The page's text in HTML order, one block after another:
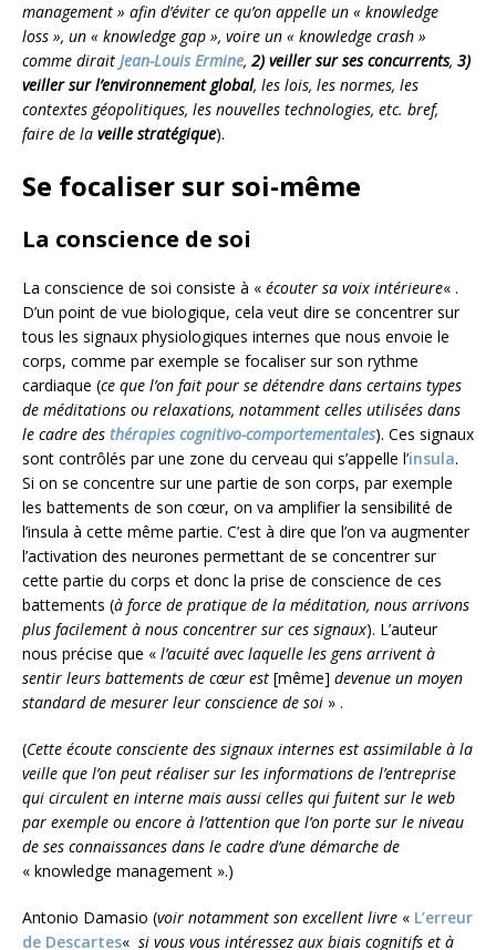
management » afin d’éviter ce qu’on appelle un « knowledge
loss », un « knowledge gap », voire un « knowledge crash »
comme dirait Jean-Louis Ermine, 2) veiller sur ses concurrents, 3)
veiller sur l’environnement global, les lois, les normes, les
contextes géopolitiques, les nouvelles technologies, etc. bref,
faire de la veille stratégique).
Se focaliser sur soi-même
La conscience de soi
La conscience de soi consiste à « écouter sa voix intérieure« .
D’un point de vue biologique, cela veut dire se concentrer sur
tous les signaux physiologiques internes que nous envoie le
corps, comme par exemple se focaliser sur son rythme
cardiaque (ce que l’on fait pour se détendre dans certains types
de méditations ou relaxations, notamment celles utilisées dans
le cadre des thérapies cognitivo-comportementales). Ces signaux
sont contrôlés par une zone du cerveau qui s’appelle l’insula.
Si on se concentre sur une partie de son corps, par exemple
les battements de son cœur, on va amplifier la sensibilité de
l’insula à cette même partie. C’est à dire que l’on va augmenter
l’activation des neurones permettant de se concentrer sur
cette partie du corps et donc la prise de conscience de ces
battements (à force de pratique de la méditation, nous arrivons
plus facilement à nous concentrer sur ces signaux). L’auteur
nous précise que « l’acuité avec laquelle les gens arrivent à
sentir leurs battements de cœur est [même] devenue un moyen
standard de mesurer leur conscience de soi » .
(Cette écoute consciente des signaux internes est assimilable à la
veille que l’on peut réaliser sur les informations de l’entreprise
qui circulent en interne mais aussi celles qui fuitent sur le web
par exemple ou encore à l’attention que l’on porte sur le niveau
de ses connaissances dans le cadre d’une démarche de
« knowledge management ».)
Antonio Damasio (voir notamment son excellent livre « L’erreur
de Descartes« si vous vous intéressez aux biais cognitifs et à